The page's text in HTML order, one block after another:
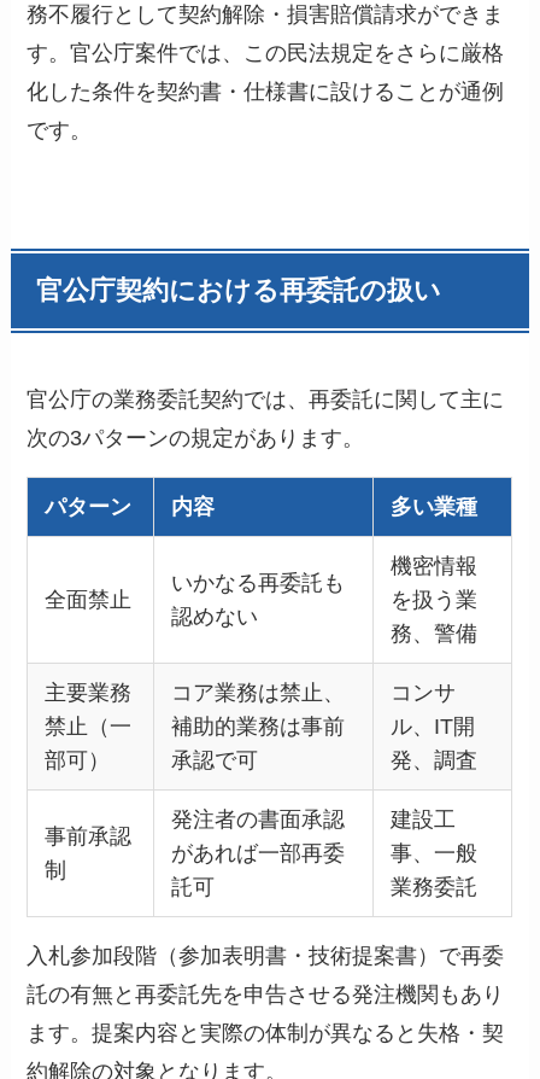
務不履行として契約解除・損害賠償請求ができま
す。官公庁案件では、この民法規定をさらに厳格
化した条件を契約書・仕様書に設けることが通例
です。
官公庁契約における再委託の扱い
官公庁の業務委託契約では、再委託に関して主に
次の3パターンの規定があります。
パターン 内容 多い業種
全面禁止
いかなる再委託も
認めない
機密情報
を扱う業
務、警備
主要業務
禁止（一
部可）
コア業務は禁止、
補助的業務は事前
承認で可
コンサ
ル、IT開
発、調査
事前承認
制
発注者の書面承認
があれば一部再委
託可
建設工
事、一般
業務委託
入札参加段階（参加表明書・技術提案書）で再委
託の有無と再委託先を申告させる発注機関もあり
ます。提案内容と実際の体制が異なると失格・契
約解除の対象となります。